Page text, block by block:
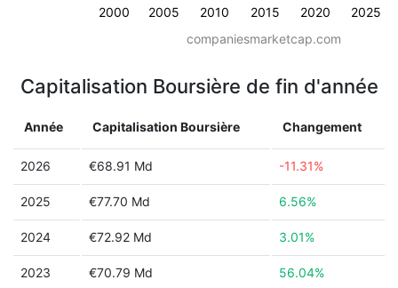
2000 2005 2010 2015 2020 2025
companiesmarketcap.com
Capitalisation Boursière de fin d'année
Année Capitalisation Boursière Changement
2026 €68.91 Md -11.31%
2025 €77.70 Md 6.56%
2024 €72.92 Md 3.01%
2023 €70.79 Md 56.04%